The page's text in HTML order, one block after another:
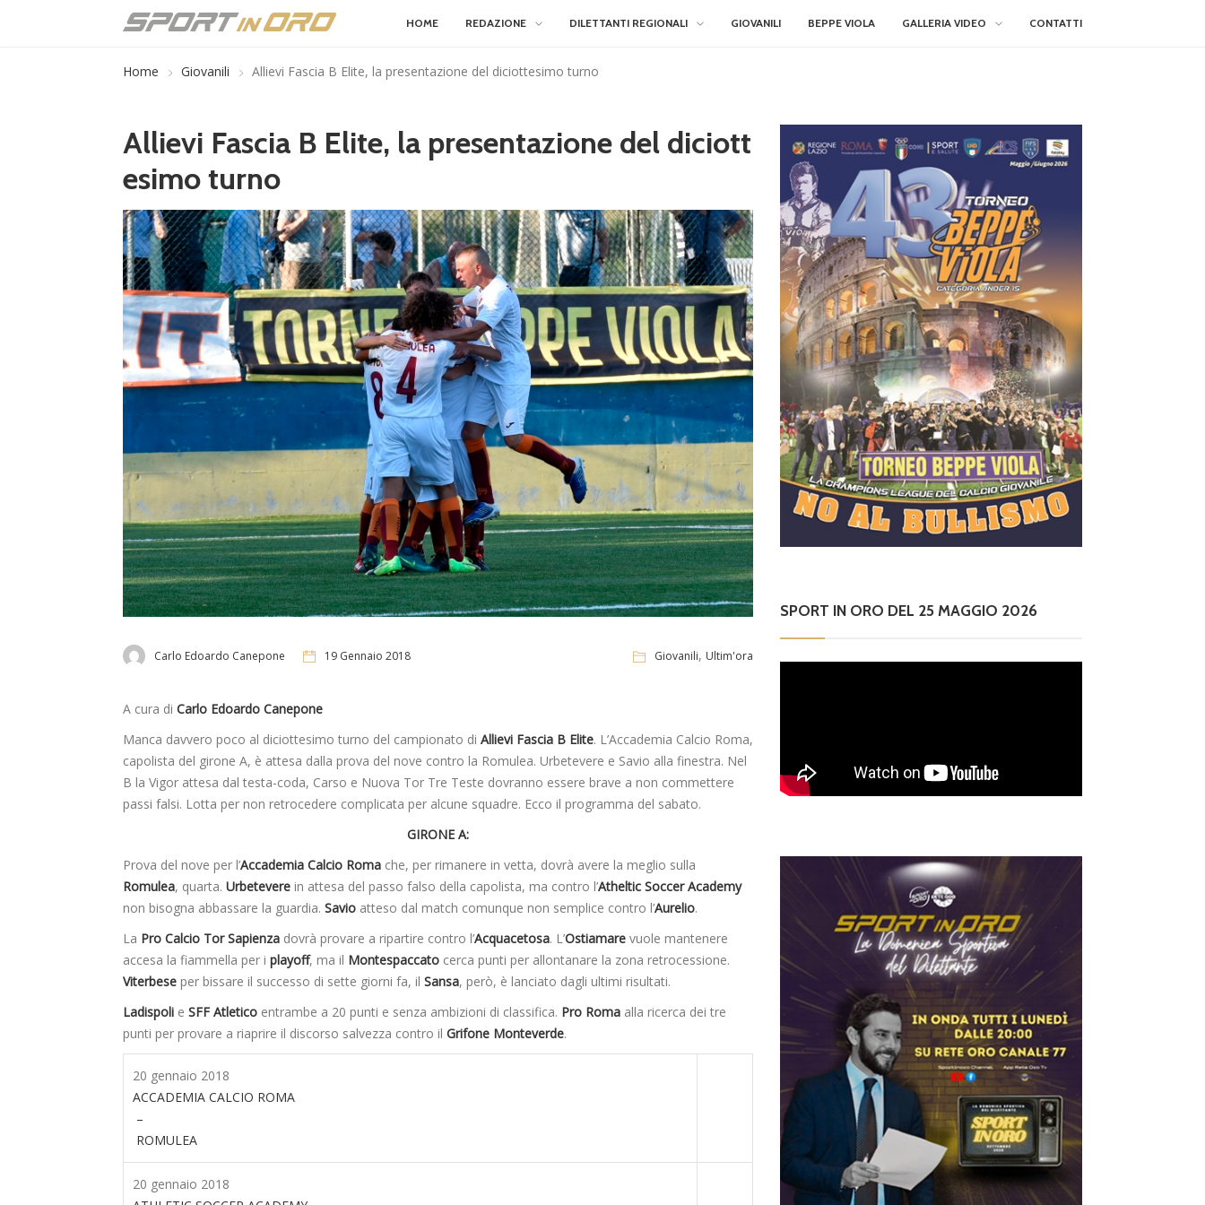
HOME REDAZIONE DILETTANTI REGIONALI GIOVANILI BEPPE VIOLA GALLERIA VIDEO CONTATTI
Home Giovanili Allievi Fascia B Elite, la presentazione del diciottesimo turno
Allievi Fascia B Elite, la presentazione del diciott
esimo turno
Carlo Edoardo Canepone 19 Gennaio 2018 Giovanili, Ultim'ora
A cura di Carlo Edoardo Canepone
Manca davvero poco al diciottesimo turno del campionato di Allievi Fascia B Elite. L’Accademia Calcio Roma,
capolista del girone A, è attesa dalla prova del nove contro la Romulea. Urbetevere e Savio alla finestra. Nel
B la Vigor attesa dal testa-coda, Carso e Nuova Tor Tre Teste dovranno essere brave a non commettere
passi falsi. Lotta per non retrocedere complicata per alcune squadre. Ecco il programma del sabato.
GIRONE A:
Prova del nove per l’Accademia Calcio Roma che, per rimanere in vetta, dovrà avere la meglio sulla
Romulea, quarta. Urbetevere in attesa del passo falso della capolista, ma contro l’Atheltic Soccer Academy
non bisogna abbassare la guardia. Savio atteso dal match comunque non semplice contro l’Aurelio.
La Pro Calcio Tor Sapienza dovrà provare a ripartire contro l’Acquacetosa. L’Ostiamare vuole mantenere
accesa la fiammella per i playoff, ma il Montespaccato cerca punti per allontanare la zona retrocessione.
Viterbese per bissare il successo di sette giorni fa, il Sansa, però, è lanciato dagli ultimi risultati.
Ladispoli e SFF Atletico entrambe a 20 punti e senza ambizioni di classifica. Pro Roma alla ricerca dei tre
punti per provare a riaprire il discorso salvezza contro il Grifone Monteverde.
20 gennaio 2018
ACCADEMIA CALCIO ROMA
–
ROMULEA
20 gennaio 2018
SPORT IN ORO DEL 25 MAGGIO 2026